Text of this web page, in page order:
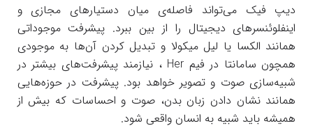
دیپ فیک می‌تواند فاصله‌ی میان دستیارهای مجازی و
اینفلوئنسرهای دیجیتال را از بین ببرد. پیشرفت موجوداتی
همانند الکسا یا لیل میکولا و تبدیل کردن آن‌ها به موجودی
همچون سامانتا در فیم Her ، نیازمند پیشرفت‌های بیشتر در
شبیه‌سازی صوت و تصویر خواهد بود. پیشرفت در حوزه‌هایی
همانند نشان دادن زبان بدن، صوت و احساسات که بیش از
همیشه باید شبیه به انسان واقعی شود.